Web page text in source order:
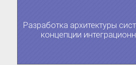
Разработка архитектуры
концепции